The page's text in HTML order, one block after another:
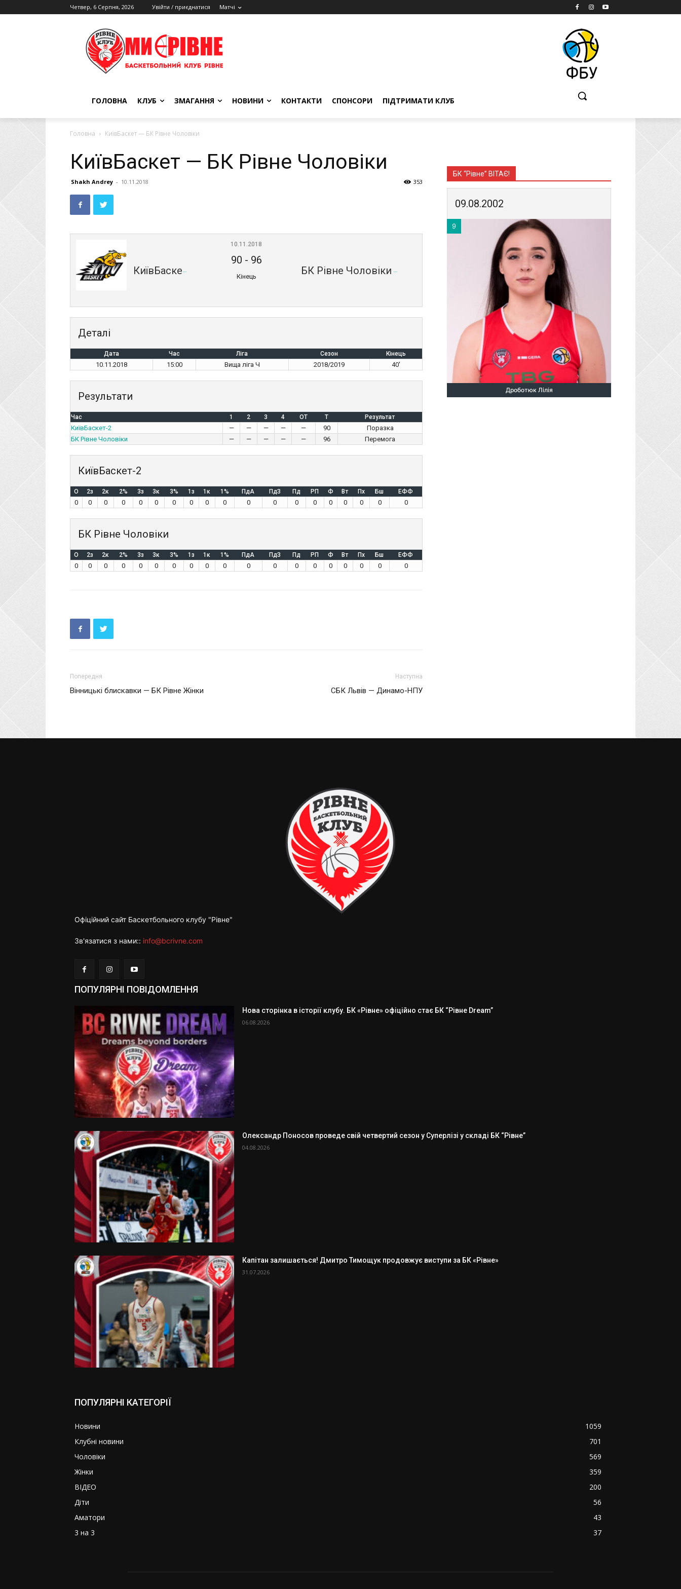
Четвер, 6 Серпня, 2026 Увійти / приєднатися Матчі
ГОЛОВНА КЛУБ ЗМАГАННЯ НОВИНИ КОНТАКТИ СПОНСОРИ ПІДТРИМАТИ КЛУБ
Головна КиївБаскет — БК Рівне Чоловіки
КиївБаскет — БК Рівне Чоловіки
Shakh Andrey - 10.11.2018 353
КиївБаскет-2 БК Рівне Чоловіки
10.11.2018
90 - 96
Кінець
Деталі
Дата Час Ліга Сезон Кінець
10.11.2018 15:00 Вища ліга Ч 2018/2019 40'
Результати
Час 1 2 3 4 OT T Результат
КиївБаскет-2 — — — — — 90
Поразка
БК Рівне Чоловіки
— — — — — 96 Перемога
КиївБаскет-2
O 2з 2к 2% 3з 3к 3% 1з 1к 1% ПдА ПдЗ Пд РП Ф Вт Пх Бш ЕФФ
0 0 0 0 0 0 0 0 0 0 0 0 0 0 0 0 0 0 0
БК Рівне Чоловіки
O 2з 2к 2% 3з 3к 3% 1з 1к 1% ПдА ПдЗ Пд РП Ф Вт Пх Бш ЕФФ
0 0 0 0 0 0 0 0 0 0 0 0 0 0 0 0 0 0 0
Попередня
Вінницькі блискавки — БК Рівне Жінки
Наступна
СБК Львів — Динамо-НПУ
БК “Рівне” ВІТАЄ!
09.08.2002
9
Дроботюк Лілія
Офіційний сайт Баскетбольного клубу "Рівне"
Зв'язатися з нами:: info@bcrivne.com
ПОПУЛЯРНІ ПОВІДОМЛЕННЯ
Нова сторінка в історії клубу. БК «Рівне» офіційно стає БК “Рівне Dream”
06.08.2026
Олександр Поносов проведе свій четвертий сезон у Суперлізі у складі БК “Рівне”
04.08.2026
Капітан залишається! Дмитро Тимощук продовжує виступи за БК «Рівне»
31.07.2026
ПОПУЛЯРНІ КАТЕГОРІЇ
Новини
1059
Клубні новини
701
Чоловіки
569
Жінки
359
ВІДЕО
200
Діти
56
Аматори
43
3 на 3
37